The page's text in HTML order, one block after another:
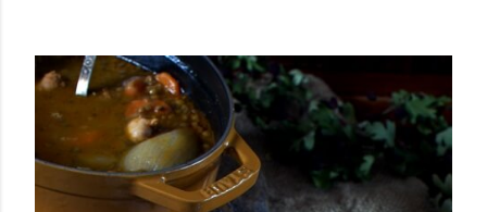
humilde como la alubia de La Bañeza en un snack ligero,
dorado, cargado de proteína y 100% natural. Es el
sustituto perfecto a los frutos se...